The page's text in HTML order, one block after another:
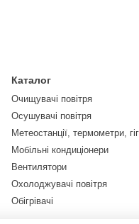
Каталог
Очищувачі повітря
Осушувачі повітря
Метеостанції, термометри,
Мобільні кондиціонери
Вентилятори
Охолоджувачі повітря
Обігрівачі